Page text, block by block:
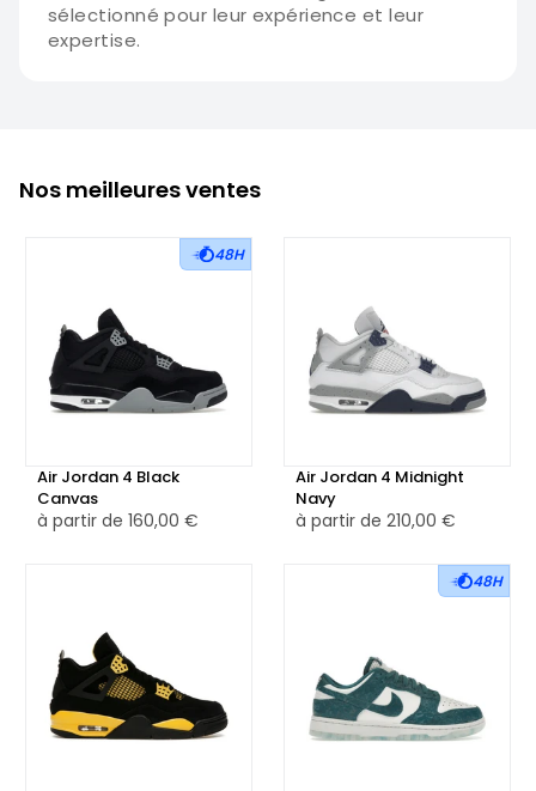
sélectionné pour leur expérience et leur
expertise.
Nos meilleures ventes
48H
Air Jordan 4 Black
Canvas
à partir de 160,00 €
Air Jordan 4 Midnight
Navy
à partir de 210,00 €
48H